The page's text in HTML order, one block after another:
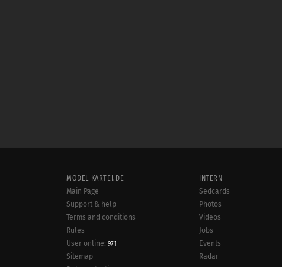
MODEL-KARTEI.DE
Main Page
Support & help
Terms and conditions
Rules
User online: 971
Sitemap
INTERN
Sedcards
Photos
Videos
Jobs
Events
Radar